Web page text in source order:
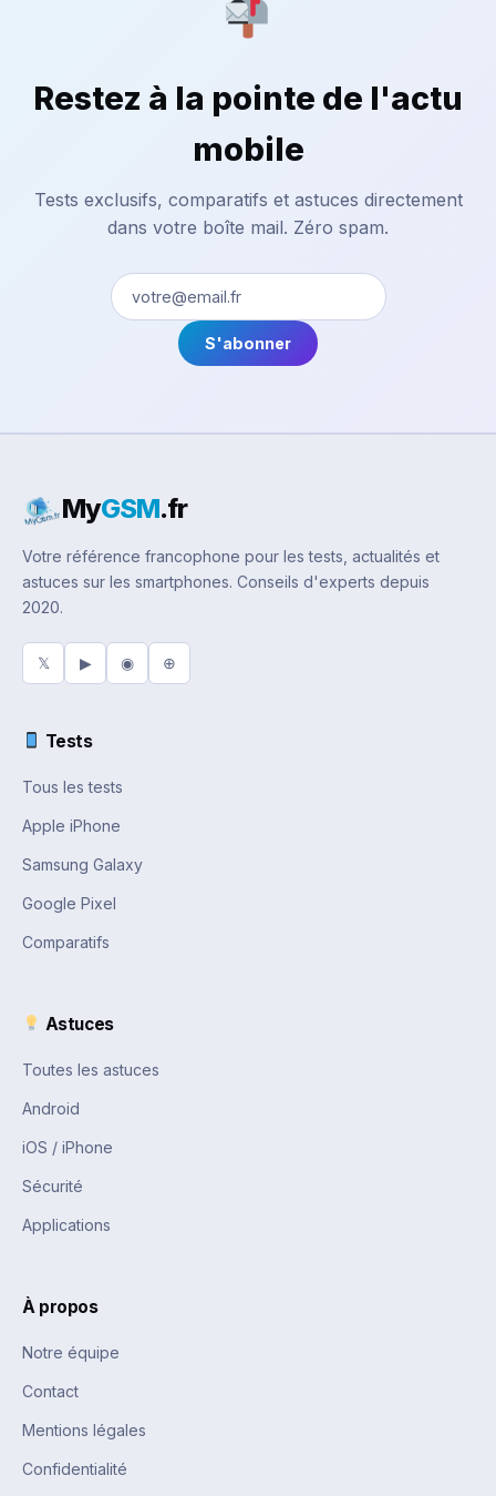
Restez à la pointe de l'actu
mobile
Tests exclusifs, comparatifs et astuces directement
dans votre boîte mail. Zéro spam.
S'abonner
MyGSM.fr
Votre référence francophone pour les tests, actualités et
astuces sur les smartphones. Conseils d'experts depuis
2020.
𝕏 ▶ ◉ ⊕
Tests
Tous les tests
Apple iPhone
Samsung Galaxy
Google Pixel
Comparatifs
Astuces
Toutes les astuces
Android
iOS / iPhone
Sécurité
Applications
À propos
Notre équipe
Contact
Mentions légales
Confidentialité